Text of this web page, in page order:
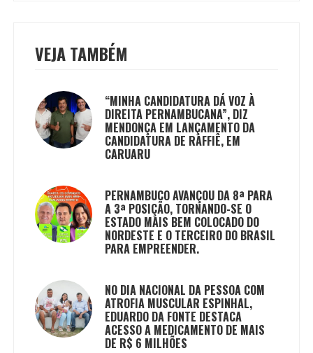
VEJA TAMBÉM
“MINHA CANDIDATURA DÁ VOZ À
DIREITA PERNAMBUCANA”, DIZ
MENDONÇA EM LANÇAMENTO DA
CANDIDATURA DE RAFFIÊ, EM
CARUARU
PERNAMBUCO AVANÇOU DA 8ª PARA
A 3ª POSIÇÃO, TORNANDO-SE O
ESTADO MAIS BEM COLOCADO DO
NORDESTE E O TERCEIRO DO BRASIL
PARA EMPREENDER.
NO DIA NACIONAL DA PESSOA COM
ATROFIA MUSCULAR ESPINHAL,
EDUARDO DA FONTE DESTACA
ACESSO A MEDICAMENTO DE MAIS
DE R$ 6 MILHÕES